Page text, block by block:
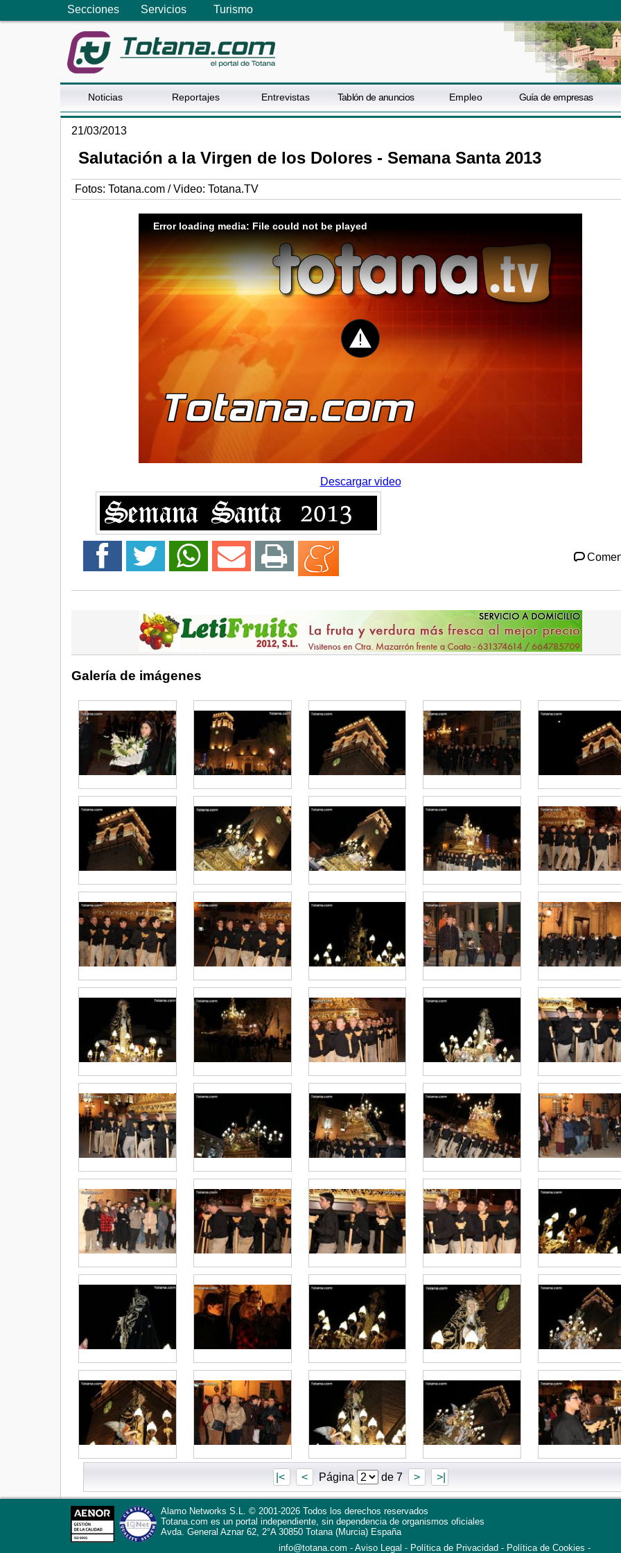
Secciones Servicios Turismo
Noticias Reportajes Entrevistas Tablón de anuncios Empleo Guía de empresas
21/03/2013
Salutación a la Virgen de los Dolores - Semana Santa 2013
Fotos: Totana.com / Video: Totana.TV
Error loading media: File could not be played
Descargar video
Galería de imágenes
|< < Página de 7 > >|
Alamo Networks S.L. © 2001-2026 Todos los derechos reservados
Totana.com es un portal independiente, sin dependencia de organismos oficiales
Avda. General Aznar 62, 2°A 30850 Totana (Murcia) España
info@totana.com
Aviso Legal Política de Privacidad - Política de Cookies